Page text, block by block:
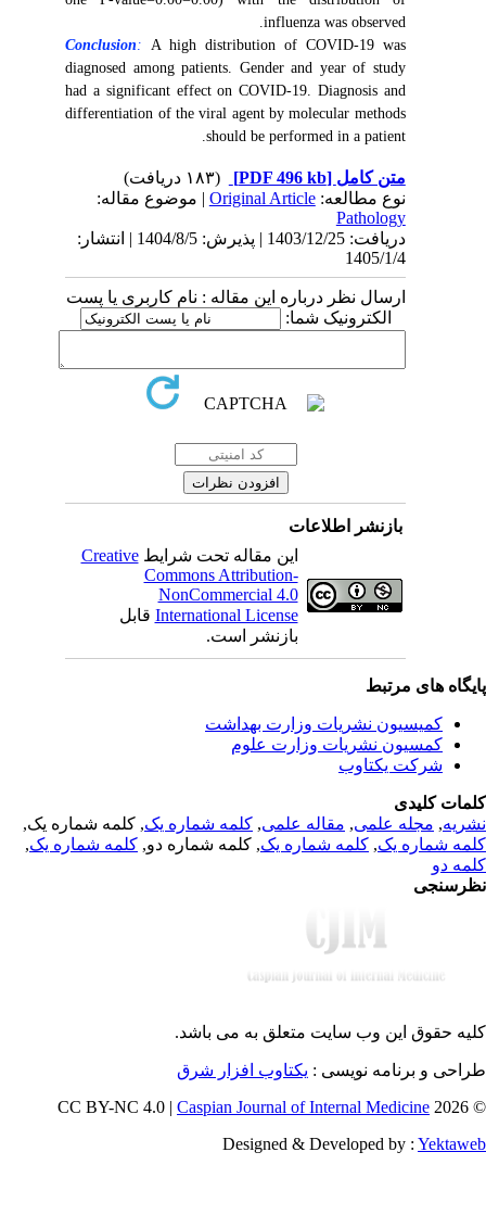
influenza was observed.
Conclusion :
A high distribution of COVID-19 was
diagnosed among patients. Gender and year of study
had a significant effect on COVID-19. Diagnosis and
differentiation of the viral agent by molecular methods
should be performed in a patient.
متن کامل[PDF 496 kb]
نوع مطالعه:Original Article| موضوع مقاله:
Pathology
دریافت: 1403/12/25 | پذیرش: 1404/8/5 | انتشار:
1405/1/4
ارسال نظر درباره این مقاله : نام کاربری یا پست
الکترونیک شما:
بازنشر اطلاعات
این مقاله تحت شرایطCreative
Commons Attribution-
NonCommercial 4.0
International Licenseقابل
بازنشر است.
های مرتبط
کمیسیون نشریات وزارت بهداشت
کمسیون نشریات وزارت علوم
شرکت یکتاوب
کلیدی
,مجله علمی, مقاله علمی, کلمه شماره یک, کلمه شماره یک,
شماره یک,کلمه شماره یک, کلمه شماره دو,کلمه شماره یک,
دو
حقوق این وب سایت متعلق بهمی باشد.
و برنامه نویسی : یکتاوب افزار شرق
©
Caspian Journal of Internal Medicine
Designed & Developed by :